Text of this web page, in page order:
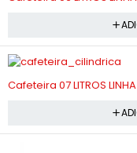
Cafeteira 07 LITROS